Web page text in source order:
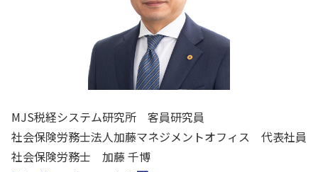
MJS税経システム研究所 客員研究員
社会保険労務士法人加藤マネジメントオフィス 代表社員
社会保険労務士 加藤 千博